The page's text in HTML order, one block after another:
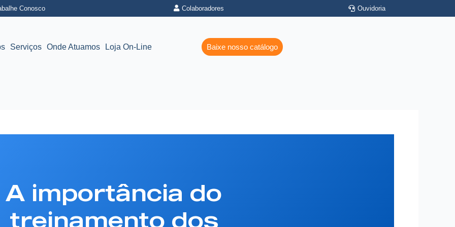
Conosco Colaboradores Ouvidoria
Serviços Onde Atuamos Loja On-Line Baixe nosso catálogo
A importância do
treinamento dos